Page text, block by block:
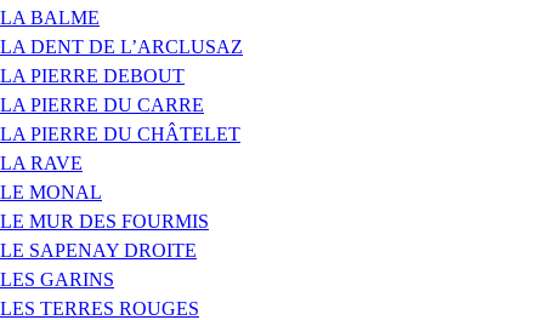
LA BALME
LA DENT DE L’ARCLUSAZ
LA PIERRE DEBOUT
LA PIERRE DU CARRE
LA PIERRE DU CHÂTELET
LA RAVE
LE MONAL
LE MUR DES FOURMIS
LE SAPENAY DROITE
LES GARINS
LES TERRES ROUGES